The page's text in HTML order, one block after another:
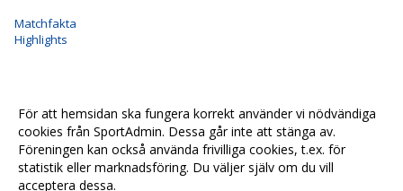
Matchfakta
Highlights
<< Tillbaka
För att hemsidan ska fungera korrekt använder vi nödvändiga
cookies från SportAdmin. Dessa går inte att stänga av.
Föreningen kan också använda frivilliga cookies, t.ex. för
statistik eller marknadsföring. Du väljer själv om du vill
acceptera dessa.